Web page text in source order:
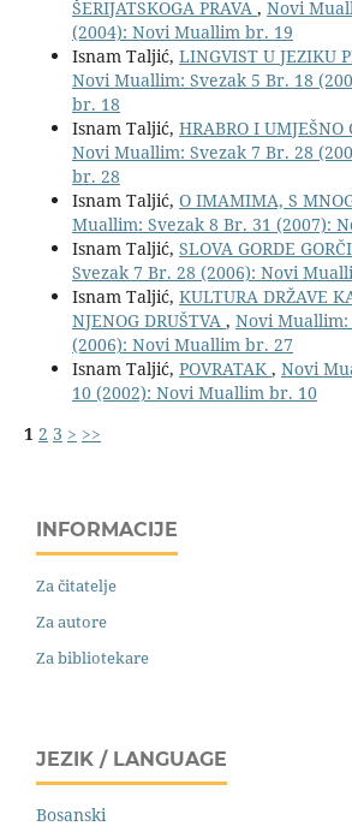
ŠERIJATSKOGA PRAVA , Novi
(2004): Novi Muallim br. 19
Isnam Taljić, LINGVIST U JEZIKU
Novi Muallim: Svezak 5 Br. 18
br. 18
Isnam Taljić, HRABRO I
Novi Muallim: Svezak 7 Br. 28
br. 28
Isnam Taljić, O IMAMIMA, S
Muallim: Svezak 8 Br. 31 (2007):
Isnam Taljić, SLOVA GORDE
Svezak 7 Br. 28 (2006): Novi
Isnam Taljić, KULTURA DRŽAVE
NJENOG DRUŠTVA , Novi Muallim:
(2006): Novi Muallim br. 27
Isnam Taljić, POVRATAK , Novi
10 (2002): Novi Muallim br. 10
1 2 3 > >>
INFORMACIJE
Za čitatelje
Za autore
Za bibliotekare
JEZIK / LANGUAGE
Bosanski